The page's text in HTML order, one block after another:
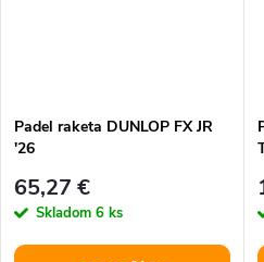
Padel raketa DUNLOP FX JR
'26
65,27 €
Skladom 6 ks